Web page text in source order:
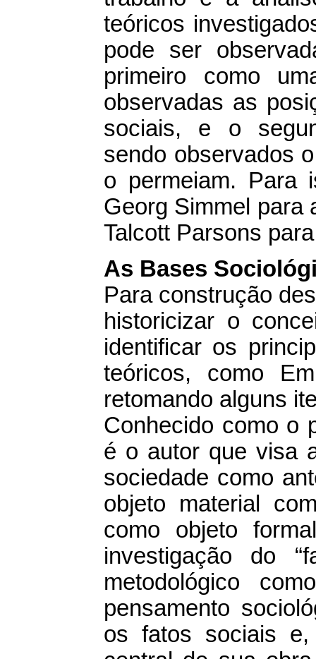
teóricos
pode ser
primeiro como
observadas as
sociais, e o
sendo observados
o permeiam. Para
Georg Simmel para
Talcott Parsons
As Bases
Para construção
historicizar o
identificar os
teóricos, como
retomando alguns
Conhecido como o
é o autor que visa
sociedade como
objeto material
como objeto
investigação do
metodológico
pensamento
os fatos sociais e,